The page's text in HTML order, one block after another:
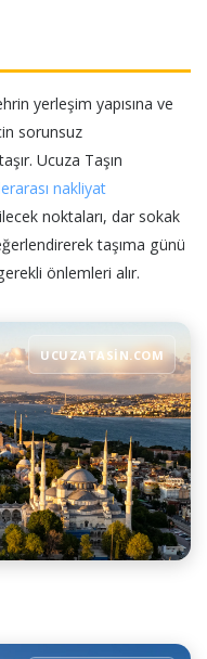
yerleşim yapısına ve
sorunsuz
Ucuza Taşın
nakliyat
noktaları, dar sokak
taşıma günü
önlemleri alır.
UCUZATASIN.COM